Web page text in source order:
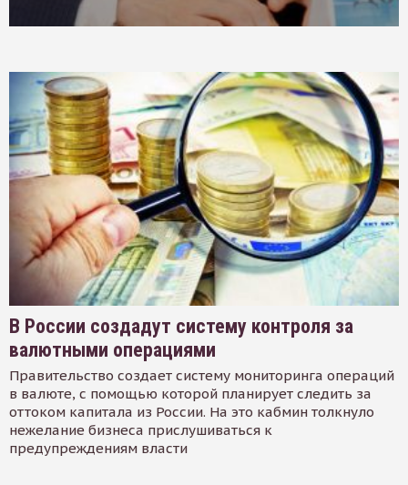
В России создадут систему контроля за
валютными операциями
Правительство создает систему мониторинга операций
в валюте, с помощью которой планирует следить за
оттоком капитала из России. На это кабмин толкнуло
нежелание бизнеса прислушиваться к
предупреждениям власти